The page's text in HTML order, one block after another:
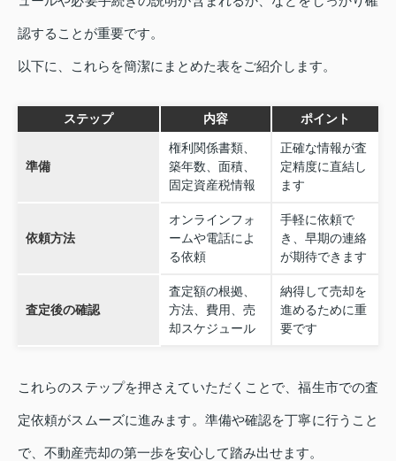
認することが重要です。
以下に、これらを簡潔にまとめた表をご紹介します。
ステップ 内容 ポイント
準備
権利関係書類、
築年数、面積、
固定資産税情報
正確な情報が査
定精度に直結し
ます
依頼方法
オンラインフォ
ームや電話によ
る依頼
手軽に依頼で
き、早期の連絡
が期待できます
査定後の確認
査定額の根拠、
方法、費用、売
却スケジュール
納得して売却を
進めるために重
要です
これらのステップを押さえていただくことで、福生市での査
定依頼がスムーズに進みます。準備や確認を丁寧に行うこと
で、不動産売却の第一歩を安心して踏み出せます。